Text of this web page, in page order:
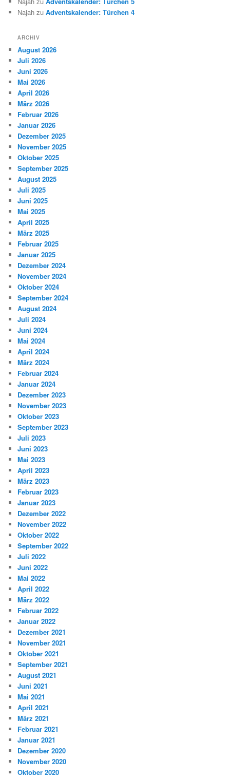
Najah zuAdventskalender: Türchen 4
ARCHIV
August 2026
Juli 2026
Juni 2026
Mai 2026
April 2026
März 2026
Februar 2026
Januar 2026
Dezember 2025
November 2025
Oktober 2025
September 2025
August 2025
Juli 2025
Juni 2025
Mai 2025
April 2025
März 2025
Februar 2025
Januar 2025
Dezember 2024
November 2024
Oktober 2024
September 2024
August 2024
Juli 2024
Juni 2024
Mai 2024
April 2024
März 2024
Februar 2024
Januar 2024
Dezember 2023
November 2023
Oktober 2023
September 2023
Juli 2023
Juni 2023
Mai 2023
April 2023
März 2023
Februar 2023
Januar 2023
Dezember 2022
November 2022
Oktober 2022
September 2022
Juli 2022
Juni 2022
Mai 2022
April 2022
März 2022
Februar 2022
Januar 2022
Dezember 2021
November 2021
Oktober 2021
September 2021
August 2021
Juni 2021
Mai 2021
April 2021
März 2021
Februar 2021
Januar 2021
Dezember 2020
November 2020
Oktober 2020